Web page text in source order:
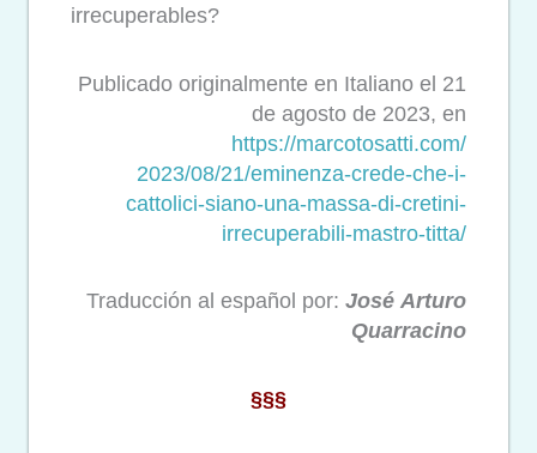
irrecuperables?
Publicado originalmente en Italiano el 21
de agosto de 2023, en
https://marcotosatti.com/
2023/08/21/eminenza-crede-che-i-
cattolici-siano-una-massa-di-cretini-
irrecuperabili-mastro-titta/
Traducción al español por: José Arturo
Quarracino
§§§